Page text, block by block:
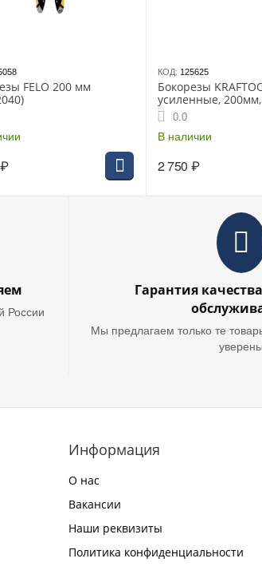
FELO 200 мм
₽
КОД: 125625
Бокорезы
усиленные,
(22011-5-20)
0.0
В наличии
2 750 ₽
России
Гарантия
Мы предлагаем только те
уверены
Информация
О нас
Вакансии
Наши реквизиты
Политика конфиденциальности